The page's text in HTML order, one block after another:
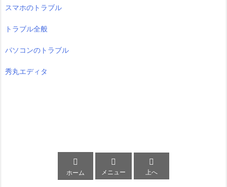
スマホのトラブル
トラブル全般
パソコンのトラブル
秀丸エディタ

ホーム

メニュー

上へ